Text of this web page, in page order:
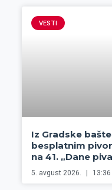
VESTI
Iz Gradske
besplatnim
na 41. „Dane
5. avgust 2026. 13:36